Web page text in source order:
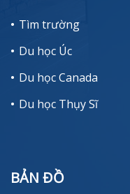
Tìm trường
Du học Úc
Du học Canada
Du học Thụy Sĩ
BẢN ĐỒ